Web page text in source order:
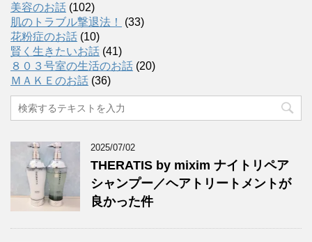
美容のお話 (102)
肌のトラブル撃退法！
(33)
花粉症のお話 (10)
賢く生きたいお話 (41)
８０３号室の生活のお話 (20)
ＭＡＫＥのお話 (36)
2025/07/02
THERATIS by mixim ナイトリペア
シャンプー／ヘアトリートメントが
良かった件